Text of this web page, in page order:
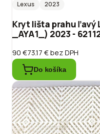
Lexus
2023
Kryt lišta prahu ľavý
_AYA1_) 2023 -
90 €73.17 €bez DPH
Do košíka